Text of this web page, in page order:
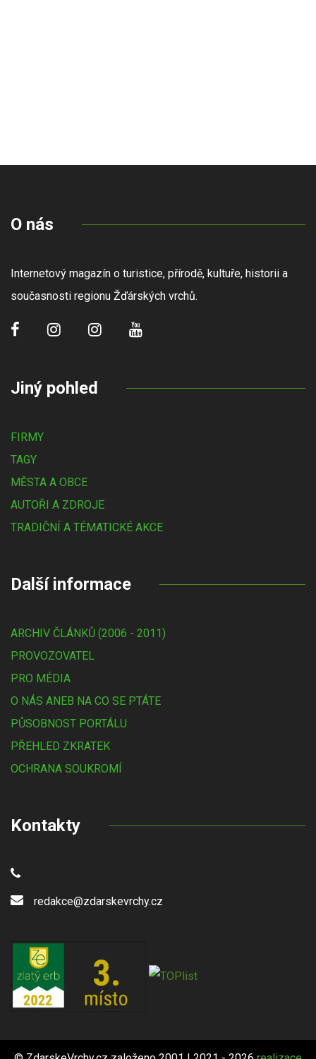
O nás
Internetový magazín o turistice, přírodě, kultuře, historii a
současnosti regionu Žďárských vrchů.
Jiný pohled
FIRMY
TAGY
MĚSTA A OBCE
AUTOŘI A ZDROJE
TRADIČNÍ A TÉMATICKÉ AKCE
Další informace
ARCHIV ČLÁNKŮ (2006 - 2011)
PROVOZOVATEL
PRO MÉDIA
O NÁS ANEB NA CO SE PTÁTE
PŮSOBNOST PORTÁLU
PŘEHLED ZKRATEK
OCHRANA SOUKROMÍ
Kontakty
redakce@zdarskevrchy.cz